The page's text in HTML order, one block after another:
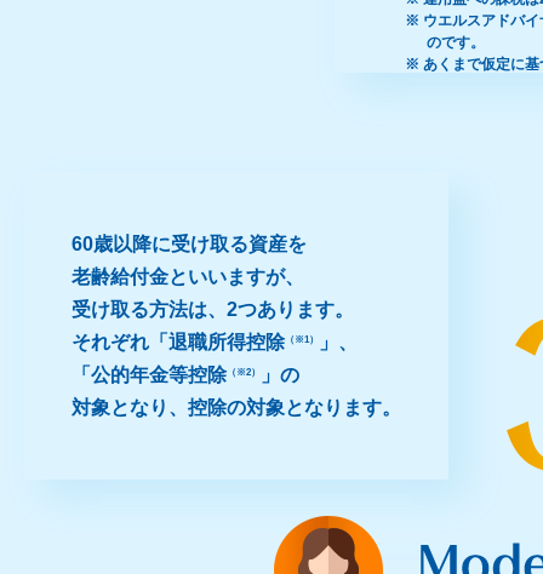
※ ウエルスアドバイ
のです。
※ あくまで仮定に基
60歳以降に受け取る資産を
老齢給付金といいますが、
受け取る方法は、2つあります。
それぞれ「退職所得控除（※1）
」、
「公的年金等控除（※2）
」の
対象となり、控除の対象となります。